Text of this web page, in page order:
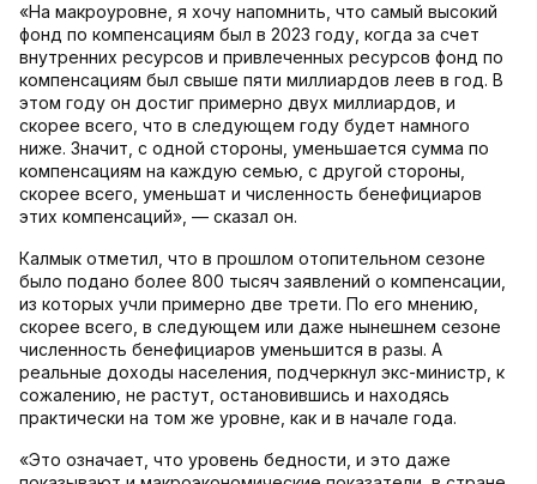
«На макроуровне, я хочу напомнить, что самый высокий
фонд по компенсациям был в 2023 году, когда за счет
внутренних ресурсов и привлеченных ресурсов фонд по
компенсациям был свыше пяти миллиардов леев в год. В
этом году он достиг примерно двух миллиардов, и
скорее всего, что в следующем году будет намного
ниже. Значит, с одной стороны, уменьшается сумма по
компенсациям на каждую семью, с другой стороны,
скорее всего, уменьшат и численность бенефициаров
этих компенсаций», — сказал он.
Калмык отметил, что в прошлом отопительном сезоне
было подано более 800 тысяч заявлений о компенсации,
из которых учли примерно две трети. По его мнению,
скорее всего, в следующем или даже нынешнем сезоне
численность бенефициаров уменьшится в разы. А
реальные доходы населения, подчеркнул экс-министр, к
сожалению, не растут, остановившись и находясь
практически на том же уровне, как и в начале года.
«Это означает, что уровень бедности, и это даже